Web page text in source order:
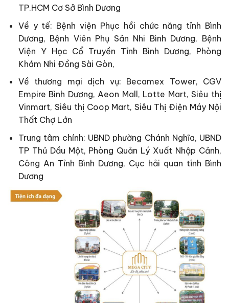
TP.HCM Cơ Sở Bình Dương
Về y tế: Bệnh viện Phục hồi chức năng tỉnh Bình
Dương, Bệnh Viên Phụ Sản Nhi Bình Dương, Bệnh
Viện Y Học Cổ Truyền Tỉnh Bình Dương, Phòng
Khám Nhi Đồng Sài Gòn,
Về thương mại dịch vụ: Becamex Tower, CGV
Empire Bình Dương, Aeon Mall, Lotte Mart, Siêu thị
Vinmart, Siêu thị Coop Mart, Siêu Thị Điện Máy Nội
Thất Chợ Lớn
Trung tâm chính: UBND phường Chánh Nghĩa, UBND
TP Thủ Dầu Một, Phòng Quản Lý Xuất Nhập Cảnh,
Công An Tỉnh Bình Dương, Cục hải quan tỉnh Bình
Dương